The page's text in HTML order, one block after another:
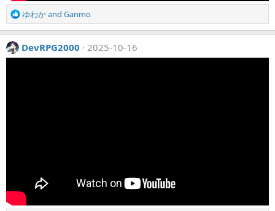
R
e
a
c
t
ゆわかand Ganmo
DevRPG2000 2025-10-16